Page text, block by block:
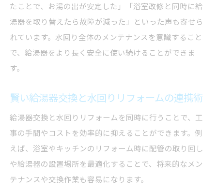
たことで、お湯の出が安定した」「浴室改修と同時に給
湯器を取り替えたら故障が減った」といった声も寄せら
れています。水回り全体のメンテナンスを意識すること
で、給湯器をより長く安全に使い続けることができま
す。
賢い給湯器交換と水回りリフォームの連携術
給湯器交換と水回りリフォームを同時に行うことで、工
事の手間やコストを効率的に抑えることができます。例
えば、浴室やキッチンのリフォーム時に配管の取り回し
や給湯器の設置場所を最適化することで、将来的なメン
テナンスや交換作業も容易になります。